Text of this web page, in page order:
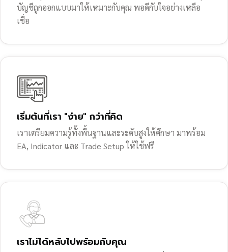
บัญชีถูกออกแบบมาให้เหมาะกับคุณ พอดีกับใจอย่างเหลือ
เชื่อ
เริ่มต้นที่เรา "ง่าย" กว่าที่คิด
เราเตรียมความรู้ทั้งพื้นฐานและระดับสูงให้ศึกษา มาพร้อม
EA, Indicator และ Trade Setup ให้ใช้ฟรี
เราไม่ได้หลับไปพร้อมกับคุณ